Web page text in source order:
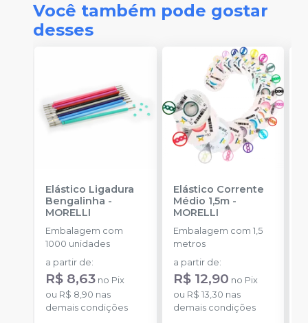
Você também pode gostar
desses
Elástico Ligadura
Bengalinha -
MORELLI
Embalagem com
1000 unidades
a partir de:
R$ 8,63 no Pix
ou R$ 8,90 nas
demais condições
Elástico Corrente
Médio 1,5m-
MORELLI
Embalagem com 1,5
metros
a partir de:
R$ 12,90 no Pix
ou R$ 13,30 nas
demais condições